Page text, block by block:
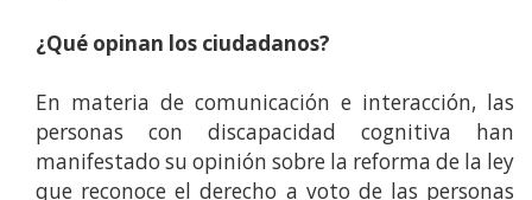
¿Qué opinan los ciudadanos?
En materia de comunicación e interacción, las
personas con discapacidad cognitiva han
manifestado su opinión sobre la reforma de la ley
que reconoce el derecho a voto de las personas